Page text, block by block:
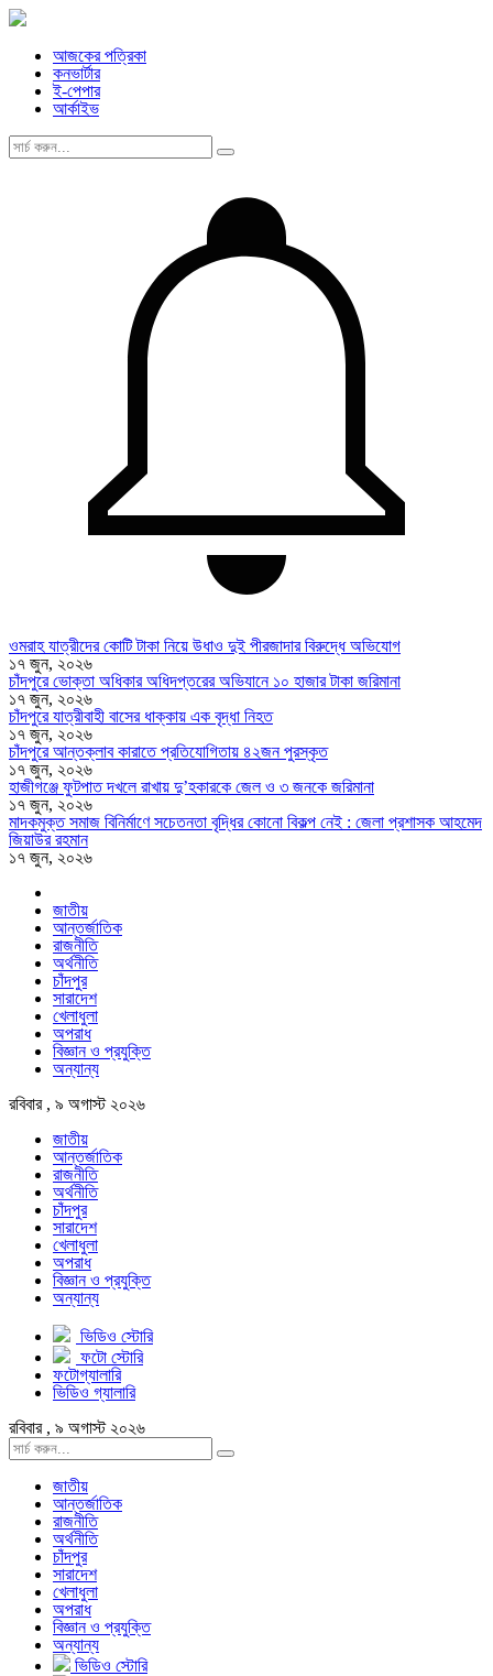
আজকের পত্রিকা
কনভার্টার
ই-পেপার
আর্কাইভ
ওমরাহ যাত্রীদের কোটি টাকা নিয়ে উধাও দুই পীরজাদার বিরুদ্ধে অভিযোগ
১৭ জুন, ২০২৬
চাঁদপুরে ভোক্তা অধিকার অধিদপ্তরের অভিযানে ১০ হাজার টাকা জরিমানা
১৭ জুন, ২০২৬
চাঁদপুরে যাত্রীবাহী বাসের ধাক্কায় এক বৃদ্ধা নিহত
১৭ জুন, ২০২৬
চাঁদপুরে আন্তক্লাব কারাতে প্রতিযোগিতায় ৪২জন পুরস্কৃত
১৭ জুন, ২০২৬
হাজীগঞ্জে ফুটপাত দখলে রাখায় দু’হকারকে জেল ও ৩ জনকে জরিমানা
১৭ জুন, ২০২৬
মাদকমুক্ত সমাজ বিনির্মাণে সচেতনতা বৃদ্ধির কোনো বিকল্প নেই : জেলা প্রশাসক আহমেদ
জিয়াউর রহমান
১৭ জুন, ২০২৬
জাতীয়
আন্তর্জাতিক
রাজনীতি
অর্থনীতি
চাঁদপুর
সারাদেশ
খেলাধুলা
অপরাধ
বিজ্ঞান ও প্রযুক্তি
অন্যান্য
রবিবার , ৯ অগাস্ট ২০২৬
জাতীয়
আন্তর্জাতিক
রাজনীতি
অর্থনীতি
চাঁদপুর
সারাদেশ
খেলাধুলা
অপরাধ
বিজ্ঞান ও প্রযুক্তি
অন্যান্য
ভিডিও স্টোরি
ফটো স্টোরি
ফটোগ্যালারি
ভিডিও গ্যালারি
রবিবার , ৯ অগাস্ট ২০২৬
জাতীয়
আন্তর্জাতিক
রাজনীতি
অর্থনীতি
চাঁদপুর
সারাদেশ
খেলাধুলা
অপরাধ
বিজ্ঞান ও প্রযুক্তি
অন্যান্য
ভিডিও স্টোরি